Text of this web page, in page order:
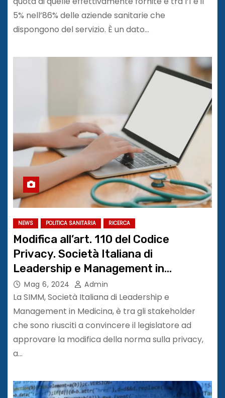
5% nell’86% delle aziende sanitarie che
dispongono del servizio. È un dato…
NEWS POLITICA SANITARIA RICERCA
Modifica all’art. 110 del Codice
Privacy. Società Italiana di
Leadership e Management in
Medicina (SIMM): “Grande
soddisfazione per aver contribuito a
questo importante risultato”
Mag 6, 2024 Admin
La SIMM, Società Italiana di Leadership e
Management in Medicina, è tra gli stakeholder
che sono riusciti a convincere il legislatore ad
approvare la modifica della norma sulla privacy,
a…